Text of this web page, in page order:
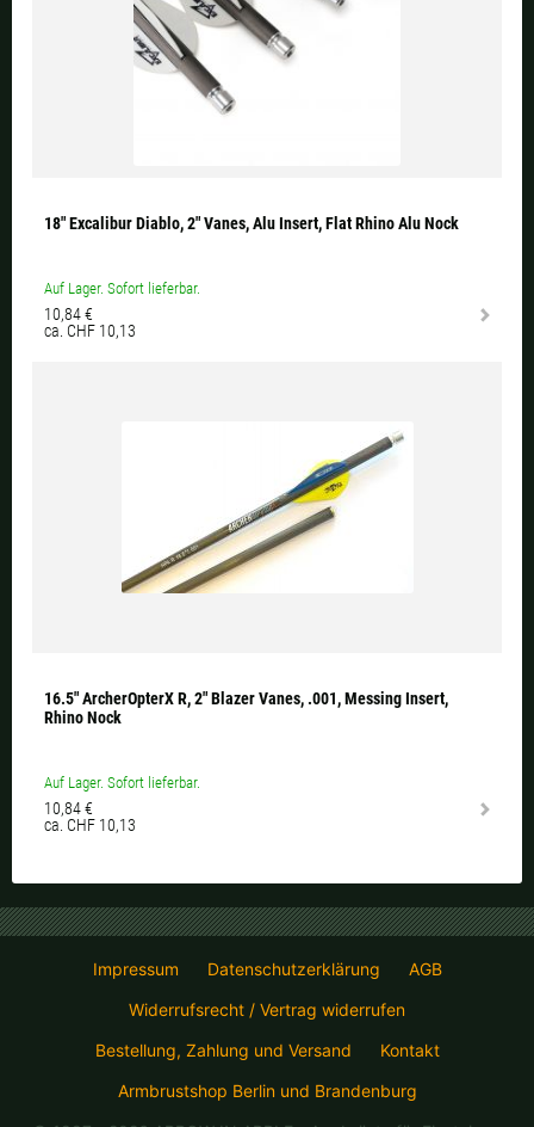
18" Excalibur Diablo, 2" Vanes, Alu Insert, Flat Rhino Alu Nock
Auf Lager. Sofort lieferbar.
10,84 €
ca. CHF 10,13
16.5" ArcherOpterX R, 2" Blazer Vanes, .001, Messing Insert,
Rhino Nock
Auf Lager. Sofort lieferbar.
10,84 €
ca. CHF 10,13
Impressum Datenschutzerklärung
AGB
Widerrufsrecht / Vertrag widerrufen
Bestellung, Zahlung und Versand
Kontakt
Armbrustshop Berlin und Brandenburg